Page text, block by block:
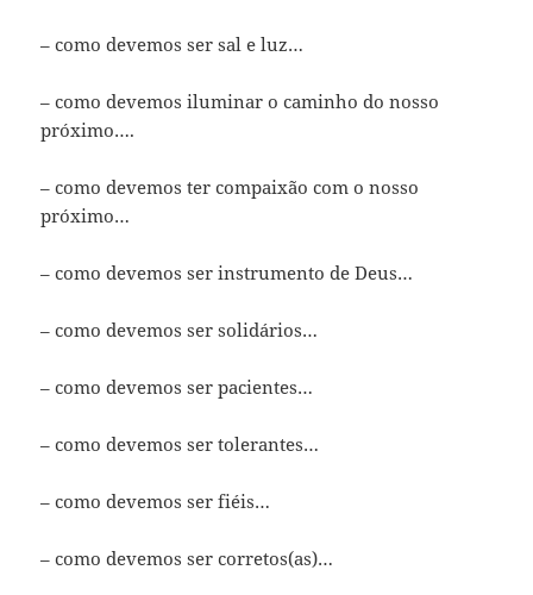
– como devemos ser sal e luz…
– como devemos iluminar o caminho do nosso
próximo….
– como devemos ter compaixão com o nosso
próximo…
– como devemos ser instrumento de Deus…
– como devemos ser solidários…
– como devemos ser pacientes…
– como devemos ser tolerantes…
– como devemos ser fiéis…
– como devemos ser corretos(as)…